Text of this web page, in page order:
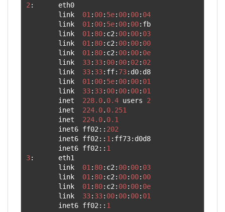
2 :
      eth0
        link
01 : 00: 5e: 00: 00: 04
        link
01 : 00: 5e: 00: 00: fb
        link
01 : 80: c2 : 00: 00: 03
        link
01 : 80: c2 : 00: 00: 00
        link
01 : 80: c2 : 00: 00: 0e
        link
33: 33: 00: 00: 02 : 02
        link
33: 33: ff: 73: d0: d8
        link
01 : 00: 5e: 00: 00: 01
        link
33: 33: 00: 00: 00: 01
        inet
228.0. 0.4 users 2
        inet
224.0. 0.251
        inet
224.0. 0.1
        inet6 ff02
:: 202
        inet6 ff02
:: 1 : ff73: d0d8
        inet6 ff02
:: 1
3:
      eth1
        link
01 : 80: c2 : 00: 00: 03
        link
01 : 80: c2 : 00: 00: 00
        link
01 : 80: c2 : 00: 00: 0e
        link
33: 33: 00: 00: 00: 01
        inet6 ff02
:: 1